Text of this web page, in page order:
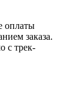
оплаты
заказа.
с трек-